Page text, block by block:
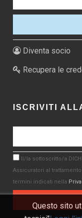
Diventa socio
Recupera le
ISCRIVITI
Il/la sottoscritto/a
Assicuratori al
termini indicati nella
Questo sito